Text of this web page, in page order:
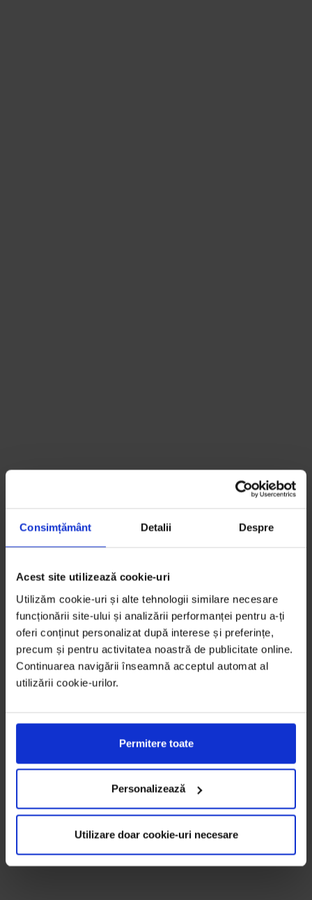
Consimțământ Detalii Despre
Acest site utilizează cookie-uri
Utilizăm cookie-uri și alte tehnologii similare necesare
funcționării site-ului și analizării performanței pentru a-ți
oferi conținut personalizat după interese și preferințe,
precum și pentru activitatea noastră de publicitate online.
Continuarea navigării înseamnă acceptul automat al
utilizării cookie-urilor.
Permitere toate
Personalizează
Utilizare doar cookie-uri necesare